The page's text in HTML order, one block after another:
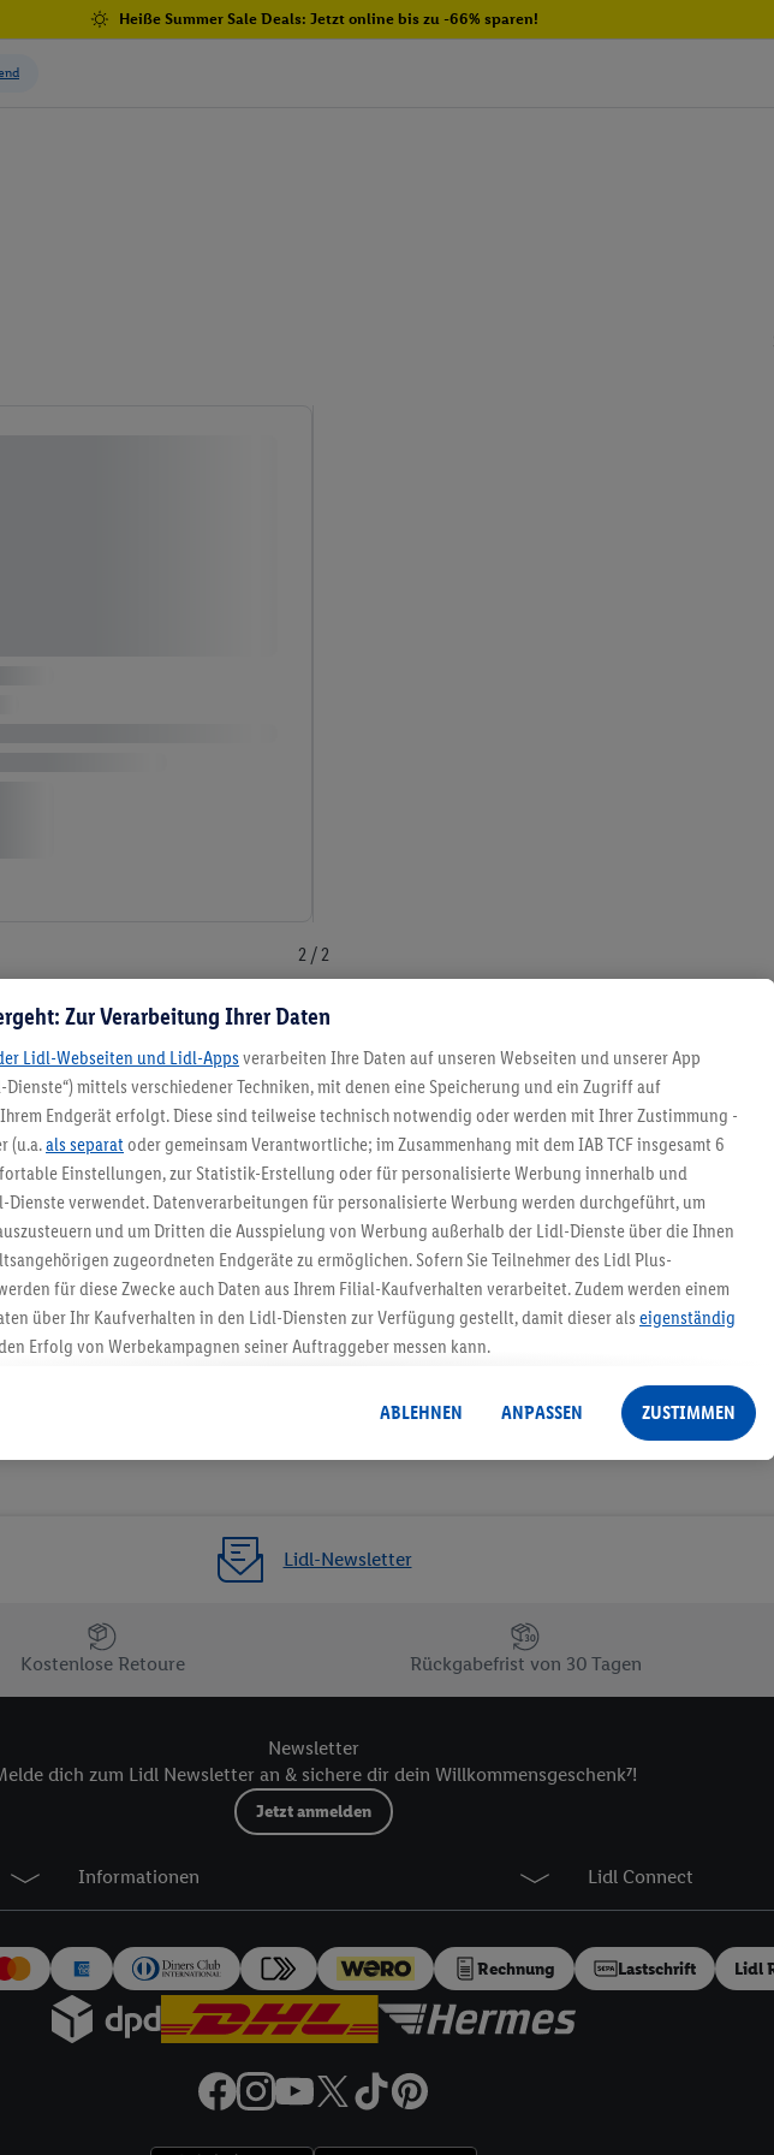
Heiße Summer Sale Deals: Jetzt online bis zu -66% sparen!
2 / 2
5.95 € Versand sparen³²ᵃ
Jetzt zum Newsletter anmelden
Gutschein sichern!
Lidl-Newsletter
Kostenlose Retoure Rückgabefrist von 30 Tagen
Newsletter
dich zum Lidl Newsletter an & sichere dir dein Willkommensgeschenk⁷!
Jetzt anmelden
Informationen Lidl Connect
Rechnung Lastschrift Lidl
Zur Verarbeitung Ihrer Daten
Lidl-Webseiten und Lidl-Apps verarbeiten Ihre Daten auf unseren Webseiten und unserer App
Dienste“) mittels verschiedener Techniken, mit denen eine Speicherung und ein Zugriff auf
Endgerät erfolgt. Diese sind teilweise technisch notwendig oder werden mit Ihrer Zustimmung -
(u.a.als separat oder gemeinsam Verantwortliche; im Zusammenhang mit dem IAB TCF insgesamt 6
Einstellungen, zur Statistik-Erstellung oder für personalisierte Werbung innerhalb und
Dienste verwendet. Datenverarbeitungen für personalisierte Werbung werden durchgeführt, um
und um Dritten die Ausspielung von Werbung außerhalb der Lidl-Dienste über die Ihnen
zugeordneten Endgeräte zu ermöglichen. Sofern Sie Teilnehmer des Lidl Plus-
für diese Zwecke auch Daten aus Ihrem Filial-Kaufverhalten verarbeitet. Zudem werden einem
über Ihr Kaufverhalten in den Lidl-Diensten zur Verfügung gestellt, damit dieser als eigenständig
Erfolg von Werbekampagnen seiner Auftraggeber messen kann.
Dies umfasst die Zusammenführung von Daten (z.B. über Ihre Nutzung der Lidl-Dienste, Ihr
Lidl-Diensten, Informationen aus Ihrem Kundenkonto - z.B. Alter oder Geschlecht - sowie Ihre
auch über verschiedene Endgeräte und Lidl-Dienste hinweg einschließlich dem Speichern von
Werbung, zur Zielgruppenforschung, zur Entwicklung von Angeboten sowie zur technischen
dieser Werbeausspielungen.
kann darüber hinaus auch Ihre dort angegebene E-Mail-Adresse von uns in gemeinsamer
mit einem der oben genannten Partner verwendet werden, um daraus eine spezielle Online-Kennung
EUID), die wir sodann ähnlich wie die sogleich beschriebene Utiq-Kennung verwenden
und einem der anderen oben genannten Partner auch Ihre in einen Hashwert umgewandelte E-Mail-
Verantwortlichkeit verarbeitet.
uns, der Utiq SA/NV („Utiq“) und IhremTelekommunikationsnetzbetreiber
einzusetzen. Utiq prüft zunächst anhand Ihrer IP-Adresse, ob die Technologie für Sie verfügbar ist.
ist, gibt Utiq Ihre IP-Adresse an Ihren Netzbetreiber weiter, der anhand der IP-Adresse und einer
Sie mittels dieser Technologie auch auf Diensten wiedererkannt werden, die von Dritten betrieben
Ihnen dort personalisierte Werbung ausspielen können. Sie können Ihre Einwilligung speziell zur
Technologie - zusätzlich zur weiter unten erläuterten Möglichkeit, Ihre Einwilligung generell zu
auch über
das Datenschutzportal von Utiq („consenthub“)oder über „Anpassen“/„Nutzung der
basierten Utiq-Technologie für digitales Marketing“ am unteren Ende dieser Einwilligung (nur für
Weitere Informationen finden Sie in denDatenschutzbestimmungen von Utiq
ABLEHNEN ANPASSEN ZUSTIMMEN